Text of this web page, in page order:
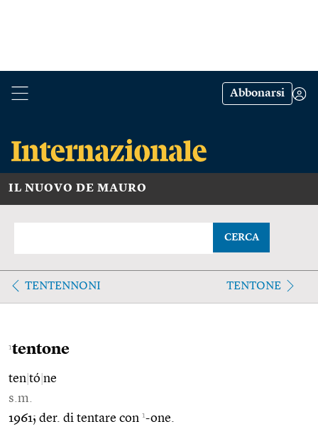
Abbonarsi
IL NUOVO DE MAURO
CERCA
TENTENNONI TENTONE
1tentone
ten tó ne
s.m.
1961; der. di tentare con 1-one.